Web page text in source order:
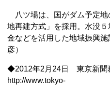
八ツ場は、国がダム予定地
地再建方式」を採用。水没
金などを活用した地域振興
彦）
◆2012年2月24日 東京新聞
http://www.tokyo-